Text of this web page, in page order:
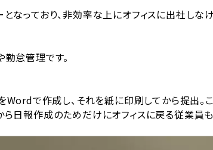
なっており、非効率な上にオフィスに出社しな
怠管理です。
で作成し、それを紙に印刷してから提出。
日報作成のためだけにオフィスに戻る従業員も